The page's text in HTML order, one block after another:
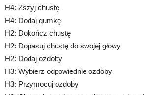
H4: Zszyj chustę
H4: Dodaj gumkę
H2: Dokończ chustę
H2: Dopasuj chustę do swojej głowy
H2: Dodaj ozdoby
H3: Wybierz odpowiednie ozdoby
H3: Przymocuj ozdoby